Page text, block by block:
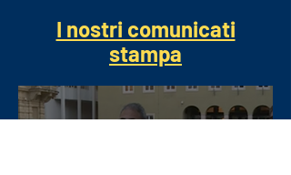
I nostri comunicati
stampa